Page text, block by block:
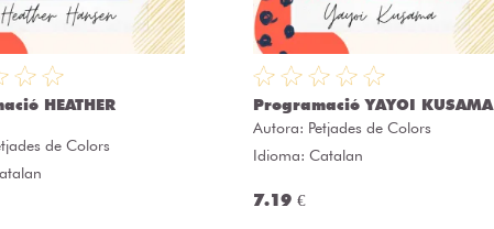
HEATHER
de Colors
Programació YAYOI KUSAMA
Autora: Petjades de Colors
Idioma: Catalan
7.19 €